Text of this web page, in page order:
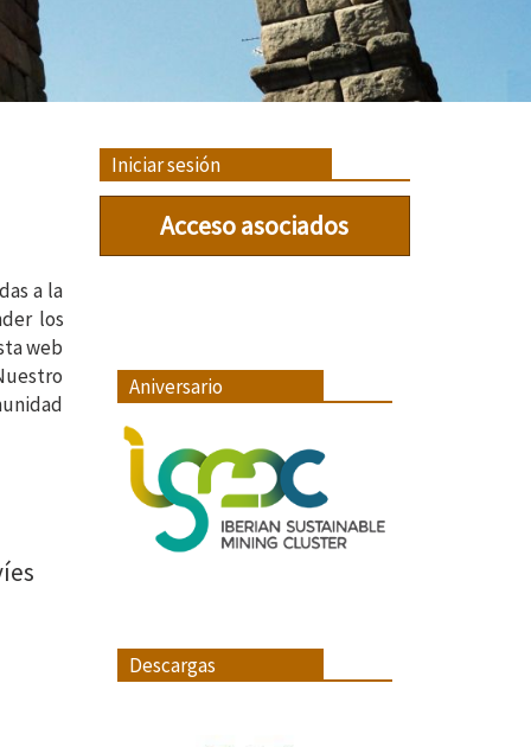
a la
los
web
Iniciar sesión
Acceso asociados
Aniversario
Descargas